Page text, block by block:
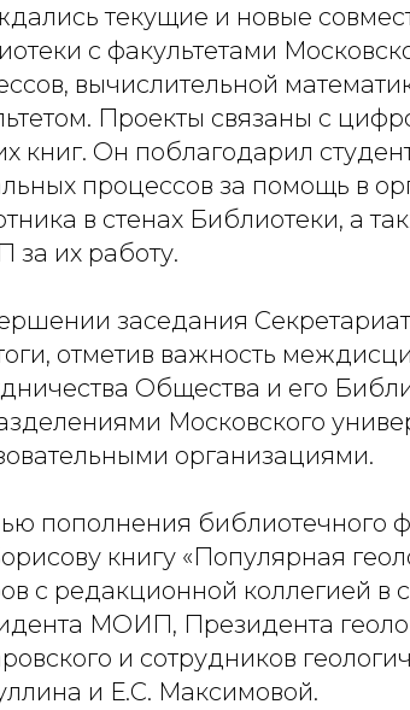
текущие и новые
с факультетами
вычислительной
Проекты связаны с
книг. Он поблагодарил
процессов за помощь в
в стенах Библиотеки, а
их работу.
заседания
отметив важность
Общества и его
Московского
организациями.
пополнения
книгу «Популярная
с редакционной коллегией
МОИП, Президента
и сотрудников
и Е.С. Максимовой.